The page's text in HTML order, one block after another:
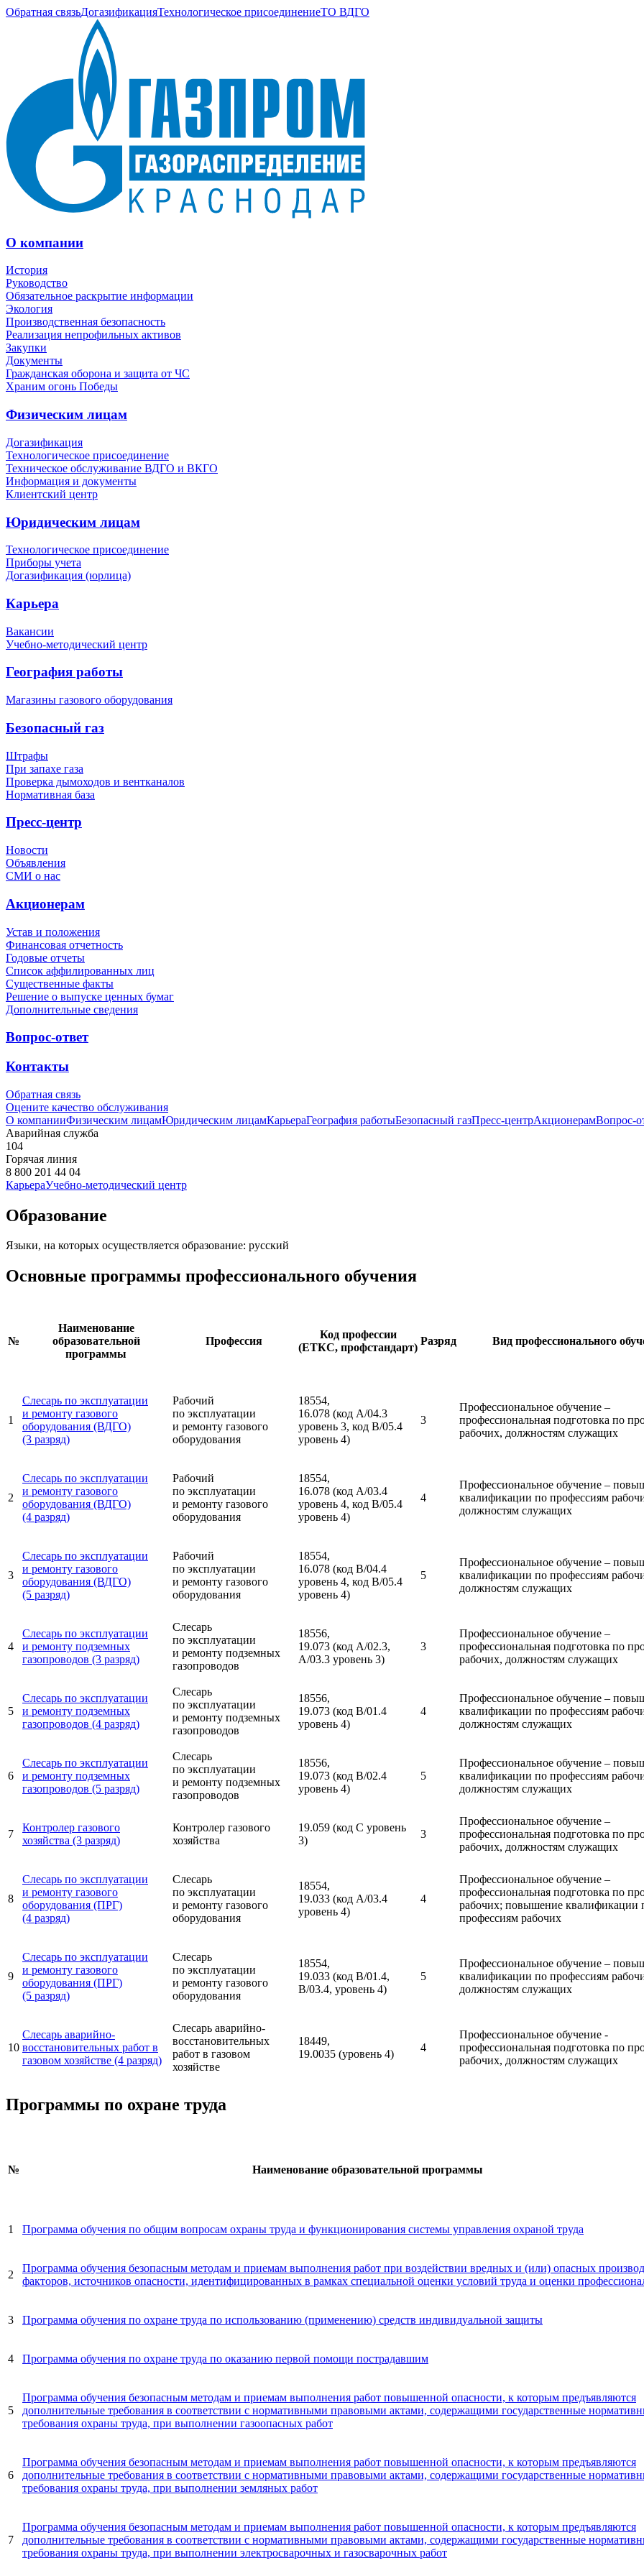
Обратная связьДогазификацияТехнологическое присоединениеТО ВДГО
О компании
История
Руководство
Обязательное раскрытие информации
Экология
Производственная безопасность
Реализация непрофильных активов
Закупки
Документы
Гражданская оборона и защита от ЧС
Храним огонь Победы
Физическим лицам
Догазификация
Технологическое присоединение
Техническое обслуживание ВДГО и ВКГО
Информация и документы
Клиентский центр
Юридическим лицам
Технологическое присоединение
Приборы учета
Догазификация (юрлица)
Карьера
Вакансии
Учебно-методический центр
География работы
Магазины газового оборудования
Безопасный газ
Штрафы
При запахе газа
Проверка дымоходов и вентканалов
Нормативная база
Пресс-центр
Новости
Объявления
СМИ о нас
Акционерам
Устав и положения
Финансовая отчетность
Годовые отчеты
Список аффилированных лиц
Существенные факты
Решение о выпуске ценных бумаг
Дополнительные сведения
Вопрос-ответ
Контакты
Обратная связь
Оцените качество обслуживания
О компанииФизическим лицамЮридическим лицамКарьераГеография работыБезопасный газПресс-центрАкционерамВопрос-
Аварийная служба
104
Горячая линия
8 800 201 44 04
КарьераУчебно-методический центр
Образование
Языки, на которых осуществляется образование: русский
Основные программы профессионального обучения
№
Наименование
образовательной
программы
Профессия
Код профессии
(ЕТКС, профстандарт)
Разряд Вид профессионального
1
Слесарь по эксплуатации
и ремонту газового
оборудования (ВДГО)
(3 разряд)
Рабочий
по эксплуатации
и ремонту газового
оборудования
18554,
16.078 (код А/04.3
уровень 3, код В/05.4
уровень 4)
3
Профессиональное обучение –
профессиональная подготовка по
рабочих, должностям служащих
2
Слесарь по эксплуатации
и ремонту газового
оборудования (ВДГО)
(4 разряд)
Рабочий
по эксплуатации
и ремонту газового
оборудования
18554,
16.078 (код А/03.4
уровень 4, код В/05.4
уровень 4)
4
Профессиональное обучение –
квалификации по профессиям
должностям служащих
3
Слесарь по эксплуатации
и ремонту газового
оборудования (ВДГО)
(5 разряд)
Рабочий
по эксплуатации
и ремонту газового
оборудования
18554,
16.078 (код В/04.4
уровень 4, код В/05.4
уровень 4)
5
Профессиональное обучение –
квалификации по профессиям
должностям служащих
4
Слесарь по эксплуатации
и ремонту подземных
газопроводов (3 разряд)
Слесарь
по эксплуатации
и ремонту подземных
газопроводов
18556,
19.073 (код А/02.3,
А/03.3 уровень 3)
3
Профессиональное обучение –
профессиональная подготовка по
рабочих, должностям служащих
5
Слесарь по эксплуатации
и ремонту подземных
газопроводов (4 разряд)
Слесарь
по эксплуатации
и ремонту подземных
газопроводов
18556,
19.073 (код В/01.4
уровень 4)
4
Профессиональное обучение –
квалификации по профессиям
должностям служащих
6
Слесарь по эксплуатации
и ремонту подземных
газопроводов (5 разряд)
Слесарь
по эксплуатации
и ремонту подземных
газопроводов
18556,
19.073 (код В/02.4
уровень 4)
5
Профессиональное обучение –
квалификации по профессиям
должностям служащих
7
Контролер газового
хозяйства (3 разряд)
Контролер газового
хозяйства
19.059 (код С уровень
3)
3
Профессиональное обучение –
профессиональная подготовка по
рабочих, должностям служащих
8
Слесарь по эксплуатации
и ремонту газового
оборудования (ПРГ)
(4 разряд)
Слесарь
по эксплуатации
и ремонту газового
оборудования
18554,
19.033 (код А/03.4
уровень 4)
4
Профессиональное обучение –
профессиональная подготовка по
рабочих; повышение квалификации
профессиям рабочих
9
Слесарь по эксплуатации
и ремонту газового
оборудования (ПРГ)
(5 разряд)
Слесарь
по эксплуатации
и ремонту газового
оборудования
18554,
19.033 (код В/01.4,
В/03.4, уровень 4)
5
Профессиональное обучение –
квалификации по профессиям
должностям служащих
10
Слесарь аварийно-
восстановительных работ в
газовом хозяйстве (4 разряд)
Слесарь аварийно-
восстановительных
работ в газовом
хозяйстве
18449,
19.0035 (уровень 4)
4
Профессиональное обучение -
профессиональная подготовка по
рабочих, должностям служащих
Программы по охране труда
№ Наименование образовательной программы
1 Программа обучения по общим вопросам охраны труда и функционирования системы управления охраной труда
2
Программа обучения безопасным методам и приемам выполнения работ при воздействии вредных и (или) опасных
факторов, источников опасности, идентифицированных в рамках специальной оценки условий труда и оценки
3 Программа обучения по охране труда по использованию (применению) средств индивидуальной защиты
4 Программа обучения по охране труда по оказанию первой помощи пострадавшим
5
Программа обучения безопасным методам и приемам выполнения работ повышенной опасности, к которым предъявляются
дополнительные требования в соответствии с нормативными правовыми актами, содержащими государственные
требования охраны труда, при выполнении газоопасных работ
6
Программа обучения безопасным методам и приемам выполнения работ повышенной опасности, к которым предъявляются
дополнительные требования в соответствии с нормативными правовыми актами, содержащими государственные
требования охраны труда, при выполнении земляных работ
7
Программа обучения безопасным методам и приемам выполнения работ повышенной опасности, к которым предъявляются
дополнительные требования в соответствии с нормативными правовыми актами, содержащими государственные
требования охраны труда, при выполнении электросварочных и газосварочных работ